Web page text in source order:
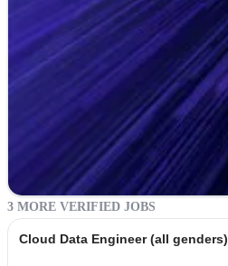
3 MORE VERIFIED JOBS
Cloud Data Engineer (all genders)